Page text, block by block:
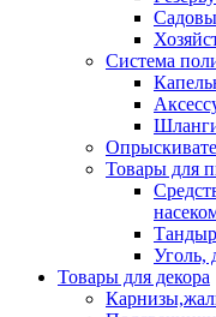
Система
Товары для
Уголь,
Товары для декора